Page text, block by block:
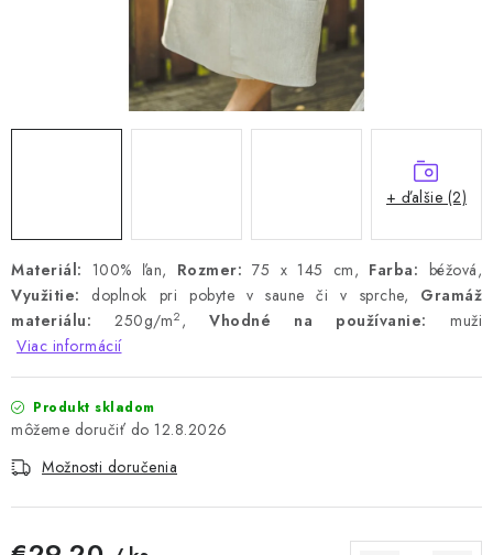
Materiál: 100% ľan, Rozmer: 75 x 145 cm, Farba: béžová,
Využitie: doplnok pri pobyte v saune či v sprche, Gramáž
materiálu: 250g/m2 ,Vhodné na používanie: muži
Viac informácií
Produkt skladom
12.8.2026
Možnosti doručenia
+ ďalšie (2)